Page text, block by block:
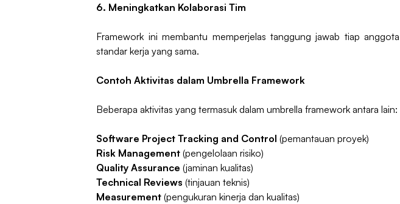
6. Meningkatkan Kolaborasi Tim
Framework ini membantu memperjelas tanggung jawab tiap
standar kerja yang sama.
Contoh Aktivitas dalam Umbrella Framework
Beberapa aktivitas yang termasuk dalam umbrella framework antara lain:
Software Project Tracking and Control (pemantauan proyek)
Risk Management (pengelolaan risiko)
Quality Assurance (jaminan kualitas)
Technical Reviews (tinjauan teknis)
Measurement (pengukuran kinerja dan kualitas)